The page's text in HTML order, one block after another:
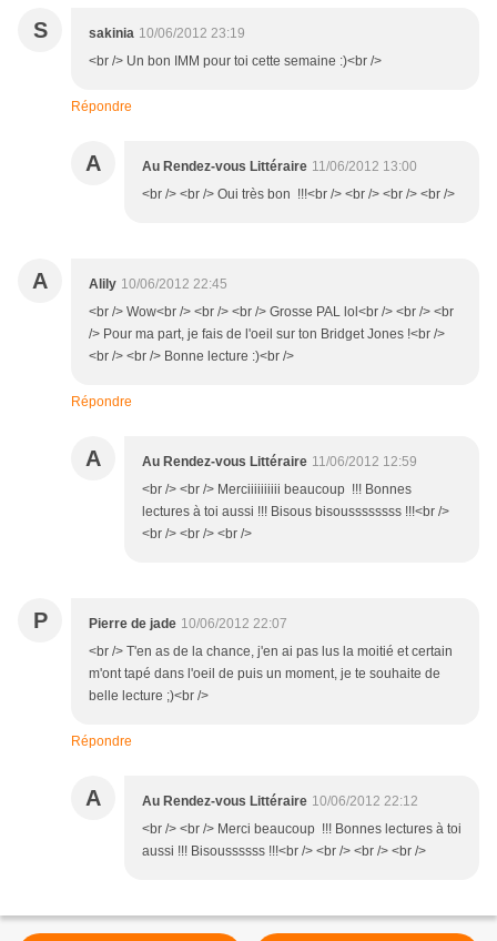
S sakinia 10/06/2012 23:19
<br /> Un bon IMM pour toi cette semaine :)<br />
Répondre
A Au Rendez-vous Littéraire 11/06/2012 13:00
<br /> <br /> Oui très bon !!!<br /> <br /> <br /> <br />
A Alily 10/06/2012 22:45
<br /> Wow<br /> <br /> <br /> Grosse PAL lol<br /> <br /> <br
/> Pour ma part, je fais de l'oeil sur ton Bridget Jones !<br />
<br /> <br /> Bonne lecture :)<br />
Répondre
A Au Rendez-vous Littéraire 11/06/2012 12:59
<br /> <br /> Merciiiiiiiiii beaucoup !!! Bonnes
lectures à toi aussi !!! Bisous bisoussssssss !!!<br />
<br /> <br /> <br />
P Pierre de jade 10/06/2012 22:07
<br /> T'en as de la chance, j'en ai pas lus la moitié et certain
m'ont tapé dans l'oeil de puis un moment, je te souhaite de
belle lecture ;)<br />
Répondre
A Au Rendez-vous Littéraire 10/06/2012 22:12
<br /> <br /> Merci beaucoup !!! Bonnes lectures à toi
aussi !!! Bisoussssss !!!<br /> <br /> <br /> <br />